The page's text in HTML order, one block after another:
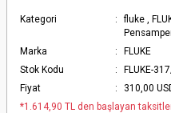
Kategori fluke ,
Marka
FLUKE
Stok Kodu
FLUKE-
Fiyat
310,00
*1.614,90 TL den başlayan